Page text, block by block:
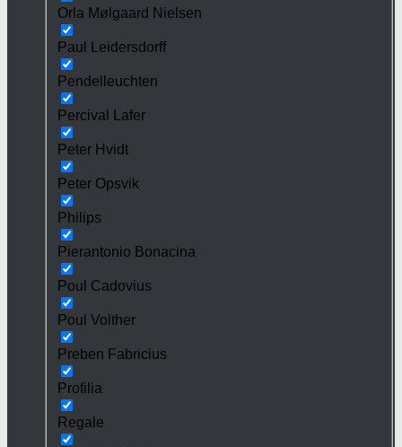
Orla Mølgaard Nielsen
Paul Leidersdorff
Pendelleuchten
Percival Lafer
Peter Hvidt
Peter Opsvik
Philips
Pierantonio Bonacina
Poul Cadovius
Poul Volther
Preben Fabricius
Profilia
Regale